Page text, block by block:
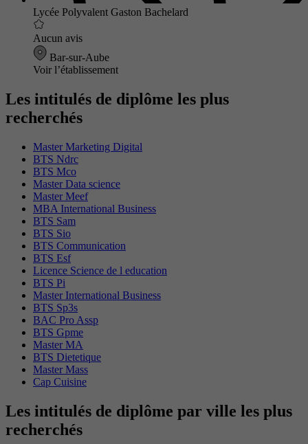
Lycée Polyvalent Gaston Bachelard
Aucun avis
Bar-sur-Aube
Voir l’établissement
Les intitulés de diplôme les plus
recherchés
Master Marketing Digital
BTS Ndrc
BTS Mco
Master Data science
Master Meef
MBA International Business
BTS Sam
BTS Sio
BTS Communication
BTS Esf
Licence Science de l education
BTS Pi
Master International Business
BTS Sp3s
BAC Pro Assp
BTS Gpme
Master MA
BTS Dietetique
Master Mass
Cap Cuisine
Les intitulés de diplôme par ville les plus
recherchés